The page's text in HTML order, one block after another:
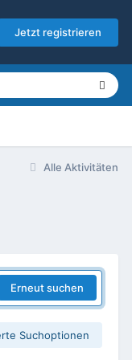
Jetzt registrieren
Alle Aktivitäten
Erneut suchen
Suchoptionen